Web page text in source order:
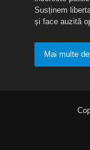
Susținem
și face auzită
Mai multe